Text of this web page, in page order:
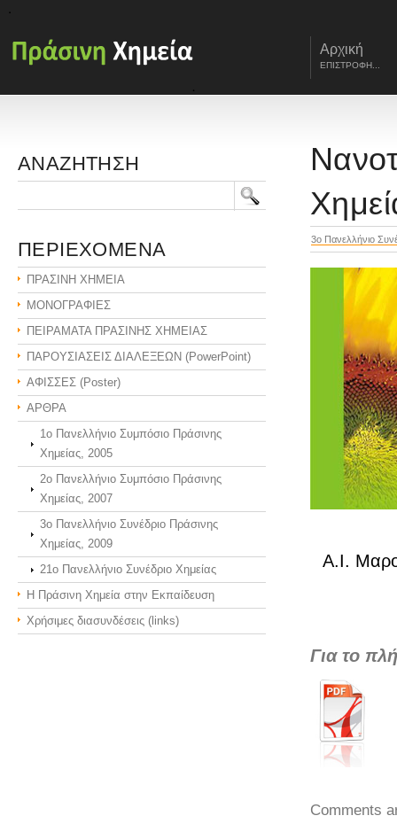
Αρχική
ΕΠΙΣΤΡΟΦΗ...
3o Πανελλήνιο
Α.Ι.
Για το
Comments
ΑΝΑΖΗΤΗΣΗ
ΠΕΡΙΕΧΟΜΕΝΑ
ΠΡΑΣΙΝΗ ΧΗΜΕΙΑ
ΜΟΝΟΓΡΑΦΙΕΣ
ΠΕΙΡΑΜΑΤΑ ΠΡΑΣΙΝΗΣ ΧΗΜΕΙΑΣ
ΠΑΡΟΥΣΙΑΣΕΙΣ ΔΙΑΛΕΞΕΩΝ (PowerPoint)
ΑΦΙΣΣΕΣ (Poster)
ΑΡΘΡΑ
1ο Πανελλήνιο Συμπόσιο Πράσινης
Χημείας, 2005
2ο Πανελλήνιο Συμπόσιο Πράσινης
Χημείας, 2007
3o Πανελλήνιο Συνέδριο Πράσινης
Χημείας, 2009
21o Πανελλήνιο Συνέδριο Χημείας
Η Πράσινη Χημεία στην Εκπαίδευση
Χρήσιμες διασυνδέσεις (links)